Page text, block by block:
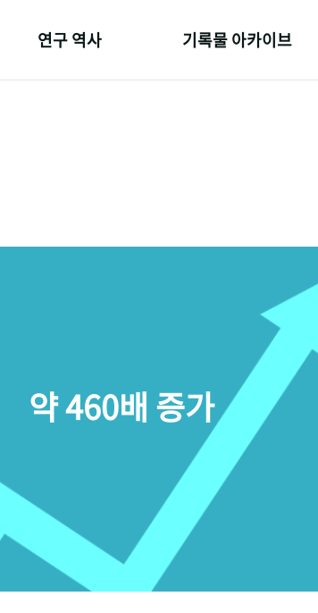
연구 역사 기록물 아카이브
약 460배 증가